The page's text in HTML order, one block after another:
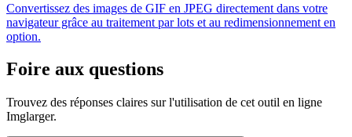
Convertissez des images de GIF en JPEG directement dans votre
navigateur grâce au traitement par lots et au redimensionnement en
option.
Foire aux questions
Trouvez des réponses claires sur l'utilisation de cet outil en ligne
Imglarger.